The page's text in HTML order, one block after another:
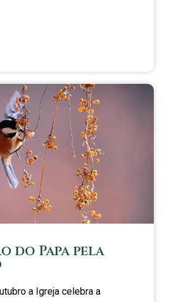
do Papa pela
a Igreja celebra a